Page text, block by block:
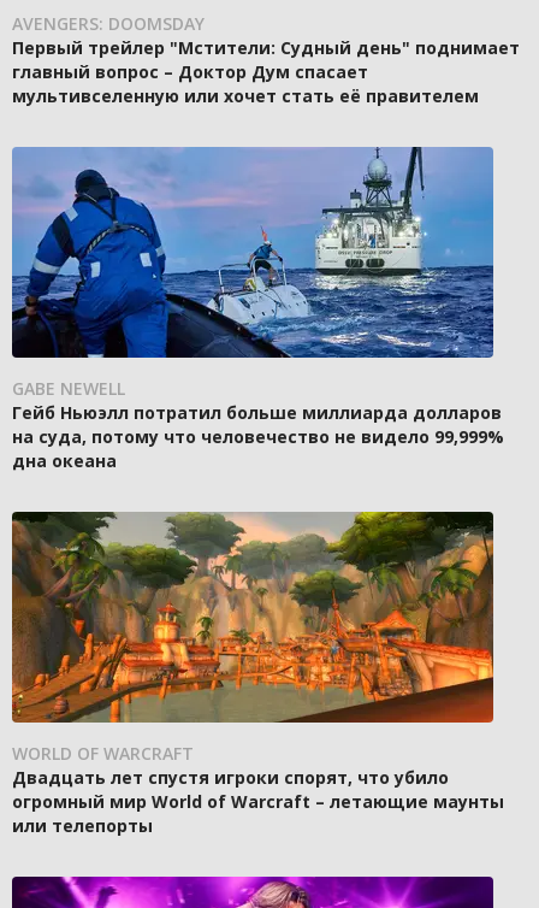
AVENGERS: DOOMSDAY
Первый трейлер "Мстители: Судный день" поднимает
главный вопрос – Доктор Дум спасает
мультивселенную или хочет стать её правителем
GABE NEWELL
Гейб Ньюэлл потратил больше миллиарда долларов
на суда, потому что человечество не видело 99,999%
дна океана
WORLD OF WARCRAFT
Двадцать лет спустя игроки спорят, что убило
огромный мир World of Warcraft – летающие маунты
или телепорты